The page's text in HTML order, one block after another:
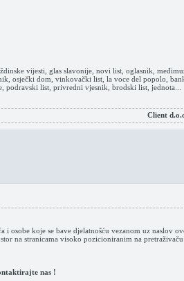
vijesti, glas slavonije, novi list, oglasnik,
osječki dom, vinkovački list, la voce del popolo,
list, privredni vjesnik, brodski list, jednota...
Client
osobe koje se bave djelatnošću vezanom uz naslov
na stranicama visoko pozicioniranim na
nas !